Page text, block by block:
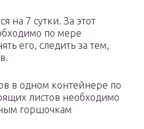
на 7 сутки. За этот
по мере
его, следить за тем,
в одном контейнере по
листов необходимо
горшочкам